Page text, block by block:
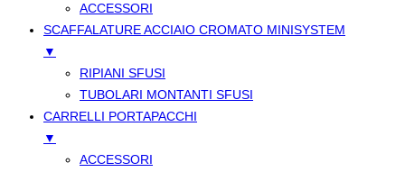
ACCESSORI
SCAFFALATURE ACCIAIO CROMATO MINISYSTEM
▼
RIPIANI SFUSI
TUBOLARI MONTANTI SFUSI
CARRELLI PORTAPACCHI
▼
ACCESSORI